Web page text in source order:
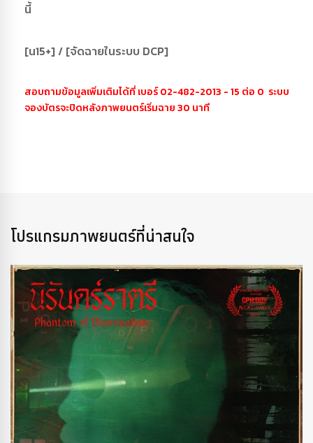
นี้
[น15+] / [จัดฉายในระบบ DCP]
สอบถามข้อมูลเพิ่มเติมได้ที่ เบอร์ 02-482-2013 - 15 ต่อ 0 ระบบ
จองบัตรจะปิดหลังภาพยนตร์เริ่มฉาย 30 นาที
โปรแกรมภาพยนตร์ที่น่าสนใจ